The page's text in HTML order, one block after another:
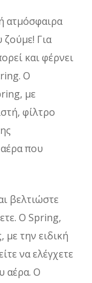
ατμόσφαιρα
Για
και φέρνει
Ο
με
φίλτρο
που
βελτιώστε
Ο Spring,
με την ειδική
να ελέγχετε
αέρα. Ο